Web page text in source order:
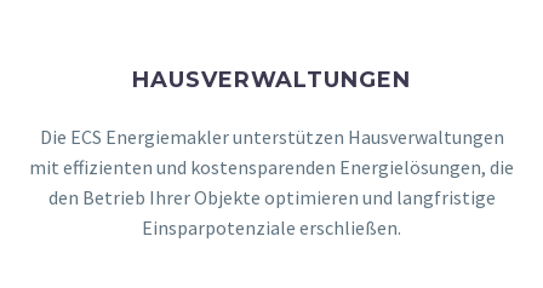
HAUSVERWALTUNGEN
Die ECS Energiemakler unterstützen Hausverwaltungen
mit effizienten und kostensparenden Energielösungen, die
den Betrieb Ihrer Objekte optimieren und langfristige
Einsparpotenziale erschließen.